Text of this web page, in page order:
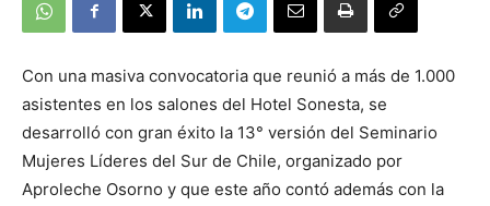
Con una masiva convocatoria que reunió a más de 1.000
asistentes en los salones del Hotel Sonesta, se
desarrolló con gran éxito la 13° versión del Seminario
Mujeres Líderes del Sur de Chile, organizado por
Aproleche Osorno y que este año contó además con la